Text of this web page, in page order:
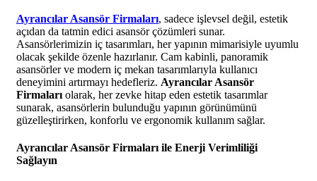
Ayrancılar Asansör Firmaları, sadece işlevsel değil, estetik
açıdan da tatmin edici asansör çözümleri sunar.
Asansörlerimizin iç tasarımları, her yapının mimarisiyle uyumlu
olacak şekilde özenle hazırlanır. Cam kabinli, panoramik
asansörler ve modern iç mekan tasarımlarıyla kullanıcı
deneyimini artırmayı hedefleriz. Ayrancılar Asansör
Firmaları olarak, her zevke hitap eden estetik tasarımlar
sunarak, asansörlerin bulunduğu yapının görünümünü
güzelleştirirken, konforlu ve ergonomik kullanım sağlar.
Ayrancılar Asansör Firmaları ile Enerji Verimliliği
Sağlayın